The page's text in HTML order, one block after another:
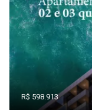
R$ 598.913